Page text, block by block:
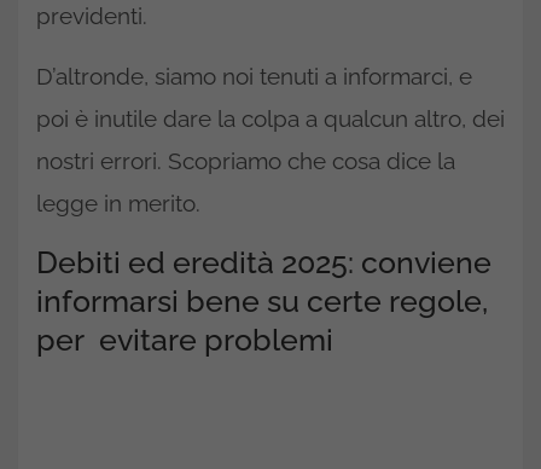
previdenti.
D’altronde, siamo noi tenuti a informarci, e
poi è inutile dare la colpa a qualcun altro, dei
nostri errori. Scopriamo che cosa dice la
legge in merito.
Debiti ed eredità 2025: conviene
informarsi bene su certe regole,
per evitare problemi